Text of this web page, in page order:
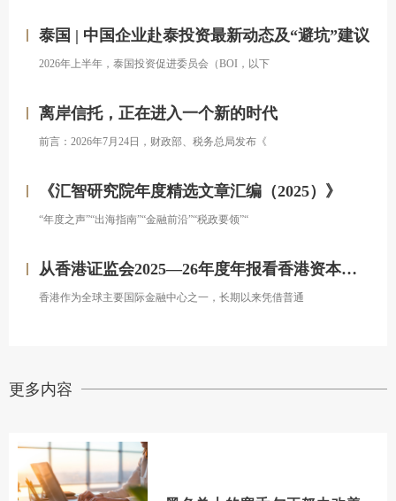
泰国 | 中国企业赴泰投资最新动态及“避坑”建议
2026年上半年，泰国投资促进委员会（BOI，以下
离岸信托，正在进入一个新的时代
前言：2026年7月24日，财政部、税务总局发布《
《汇智研究院年度精选文章汇编（2025）》
“年度之声”“出海指南”“金融前沿”“税政要领”“
从香港证监会2025—26年度年报看香港资本市场发展的新方向
香港作为全球主要国际金融中心之一，长期以来凭借普通
更多内容